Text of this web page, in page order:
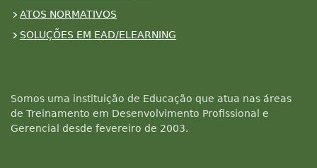
ATOS NORMATIVOS
SOLUÇÕES EM EAD/ELEARNING
Somos uma instituição de Educação que atua nas áreas
de Treinamento em Desenvolvimento Profissional e
Gerencial desde fevereiro de 2003.